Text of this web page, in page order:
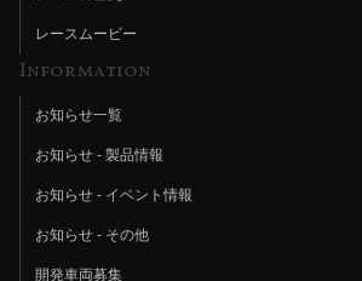
レースムービー
Information
お知らせ一覧
お知らせ - 製品情報
お知らせ - イベント情報
お知らせ - その他
開発車両募集